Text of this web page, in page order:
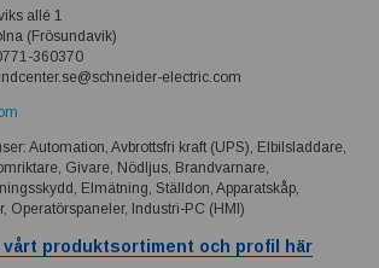
allé 1
(Frösundavik)
360370
electric.com
Automation, Avbrottsfri kraft (UPS), Elbilsladdare,
Givare, Nödljus, Brandvarnare,
Elmätning, Ställdon, Apparatskåp,
Operatörspaneler, Industri-PC (HMI)
vårt produktsortiment och profil här